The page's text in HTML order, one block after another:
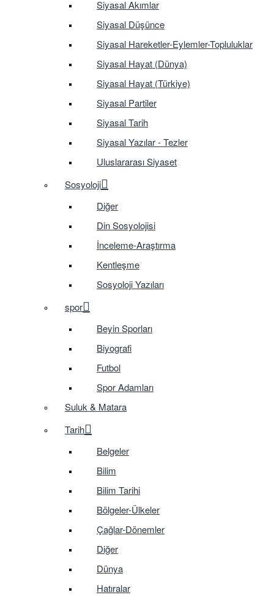
Siyasal Akımlar
Siyasal Düşünce
Siyasal Hareketler-Eylemler-Topluluklar
Siyasal Hayat (Dünya)
Siyasal Hayat (Türkiye)
Siyasal Partiler
Siyasal Tarih
Siyasal Yazılar - Tezler
Uluslararası Siyaset
Sosyoloji
Diğer
Din Sosyolojisi
İnceleme-Araştırma
Kentleşme
Sosyoloji Yazıları
spor
Beyin Sporları
Biyografi
Futbol
Spor Adamları
Suluk & Matara
Tarih
Belgeler
Bilim
Bilim Tarihi
Bölgeler-Ülkeler
Çağlar-Dönemler
Diğer
Dünya
Hatıralar